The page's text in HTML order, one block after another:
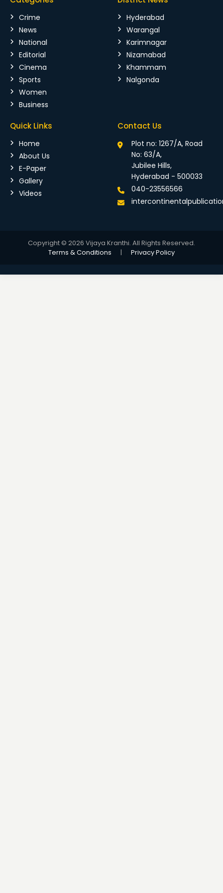
Crime
News
National
Editorial
Cinema
Sports
Women
Business
Hyderabad
Warangal
Karimnagar
Nizamabad
Khammam
Nalgonda
Quick Links
Home
About Us
E-Paper
Gallery
Videos
Contact Us
Plot no: 1267/A, Road
No: 63/A,
Jubilee Hills,
Hyderabad - 500033
040-23556566
Copyright © 2026 Vijaya Kranthi. All Rights Reserved.
Terms & Conditions
| Privacy Policy